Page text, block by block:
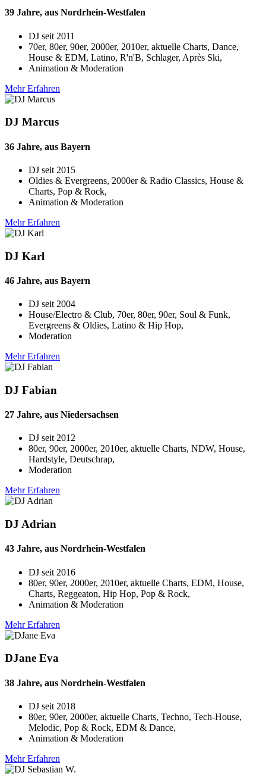
39 Jahre, aus Nordrhein-Westfalen
DJ seit 2011
70er, 80er, 90er, 2000er, 2010er, aktuelle Charts, Dance,
House & EDM, Latino, R'n'B, Schlager, Après Ski,
Animation & Moderation
Mehr Erfahren
DJ Marcus
36 Jahre, aus Bayern
DJ seit 2015
Oldies & Evergreens, 2000er & Radio Classics, House &
Charts, Pop & Rock,
Animation & Moderation
Mehr Erfahren
DJ Karl
46 Jahre, aus Bayern
DJ seit 2004
House/Electro & Club, 70er, 80er, 90er, Soul & Funk,
Evergreens & Oldies, Latino & Hip Hop,
Moderation
Mehr Erfahren
DJ Fabian
27 Jahre, aus Niedersachsen
DJ seit 2012
80er, 90er, 2000er, 2010er, aktuelle Charts, NDW, House,
Hardstyle, Deutschrap,
Moderation
Mehr Erfahren
DJ Adrian
43 Jahre, aus Nordrhein-Westfalen
DJ seit 2016
80er, 90er, 2000er, 2010er, aktuelle Charts, EDM, House,
Charts, Reggeaton, Hip Hop, Pop & Rock,
Animation & Moderation
Mehr Erfahren
DJane Eva
38 Jahre, aus Nordrhein-Westfalen
DJ seit 2018
80er, 90er, 2000er, aktuelle Charts, Techno, Tech-House,
Melodic, Pop & Rock, EDM & Dance,
Animation & Moderation
Mehr Erfahren